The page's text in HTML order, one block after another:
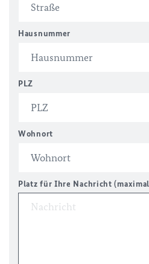
Hausnummer
PLZ
Wohnort
Platz für Ihre Nachricht